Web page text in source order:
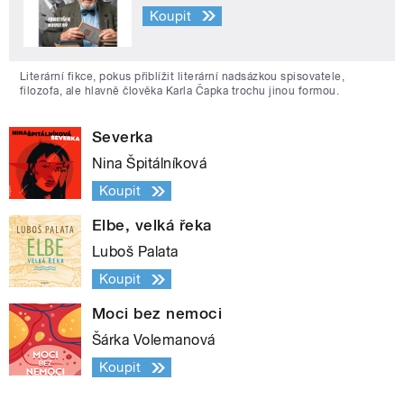
Koupit
Literární fikce, pokus přiblížit literární nadsázkou spisovatele,
filozofa, ale hlavně člověka Karla Čapka trochu jinou formou.
Severka
Nina Špitálníková
Koupit
Elbe, velká řeka
Luboš Palata
Koupit
Moci bez nemoci
Šárka Volemanová
Koupit